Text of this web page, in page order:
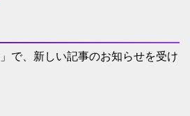
で、新しい記事のお知らせを受け